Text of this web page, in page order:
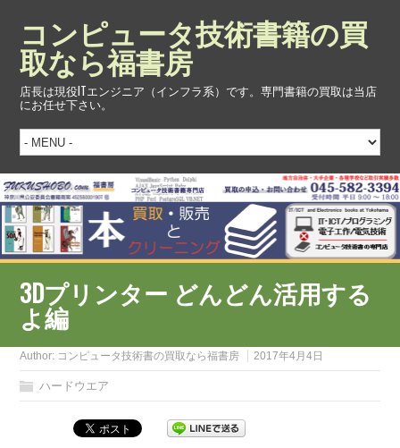
コンピュータ技術書籍の買
取なら福書房
店長は現役ITエンジニア（インフラ系）です。専門書籍の買取は当店
にお任せ下さい。
3Dプリンター どんどん活用する
よ編
Author: コンピュータ技術書の買取なら福書房 2017年4月4日
ハードウエア